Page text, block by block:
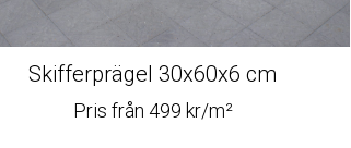
Skifferprägel 30x60x6 cm
Pris från 499 kr/m²